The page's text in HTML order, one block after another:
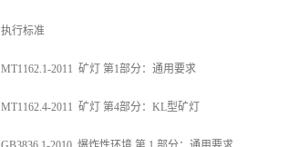
执行标准
MT1162.1-2011 矿灯 第1部分：通用要求
MT1162.4-2011 矿灯 第4部分：KL型矿灯